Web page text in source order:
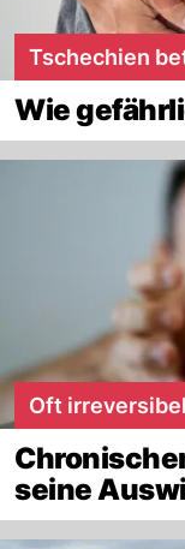
Tschechien
Wie
Oft irreversibel
seine